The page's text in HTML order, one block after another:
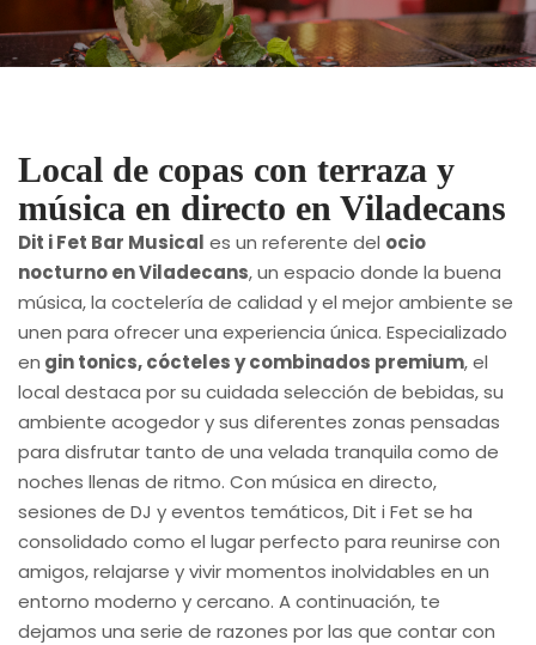
Local de copas con terraza y
música en directo en Viladecans
Dit i Fet Bar Musical es un referente del ocio
nocturno en Viladecans, un espacio donde la buena
música, la coctelería de calidad y el mejor ambiente se
unen para ofrecer una experiencia única. Especializado
en gin tonics, cócteles y combinados premium, el
local destaca por su cuidada selección de bebidas, su
ambiente acogedor y sus diferentes zonas pensadas
para disfrutar tanto de una velada tranquila como de
noches llenas de ritmo. Con música en directo,
sesiones de DJ y eventos temáticos, Dit i Fet se ha
consolidado como el lugar perfecto para reunirse con
amigos, relajarse y vivir momentos inolvidables en un
entorno moderno y cercano. A continuación, te
dejamos una serie de razones por las que contar con